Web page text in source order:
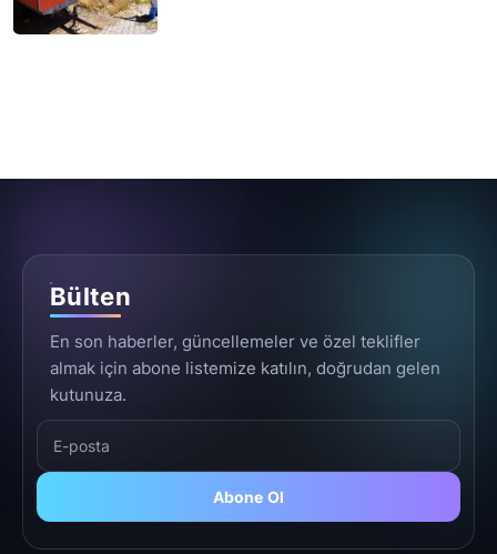
Bülten
En son haberler, güncellemeler ve özel teklifler
almak için abone listemize katılın, doğrudan gelen
kutunuza.
Abone Ol